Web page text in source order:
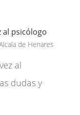
al psicólogo
de Henares
al
dudas y